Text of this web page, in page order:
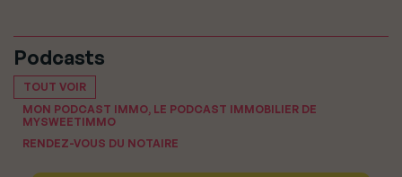
Podcasts
TOUT VOIR
MON PODCAST IMMO, LE PODCAST IMMOBILIER DE
MYSWEETIMMO
RENDEZ-VOUS DU NOTAIRE